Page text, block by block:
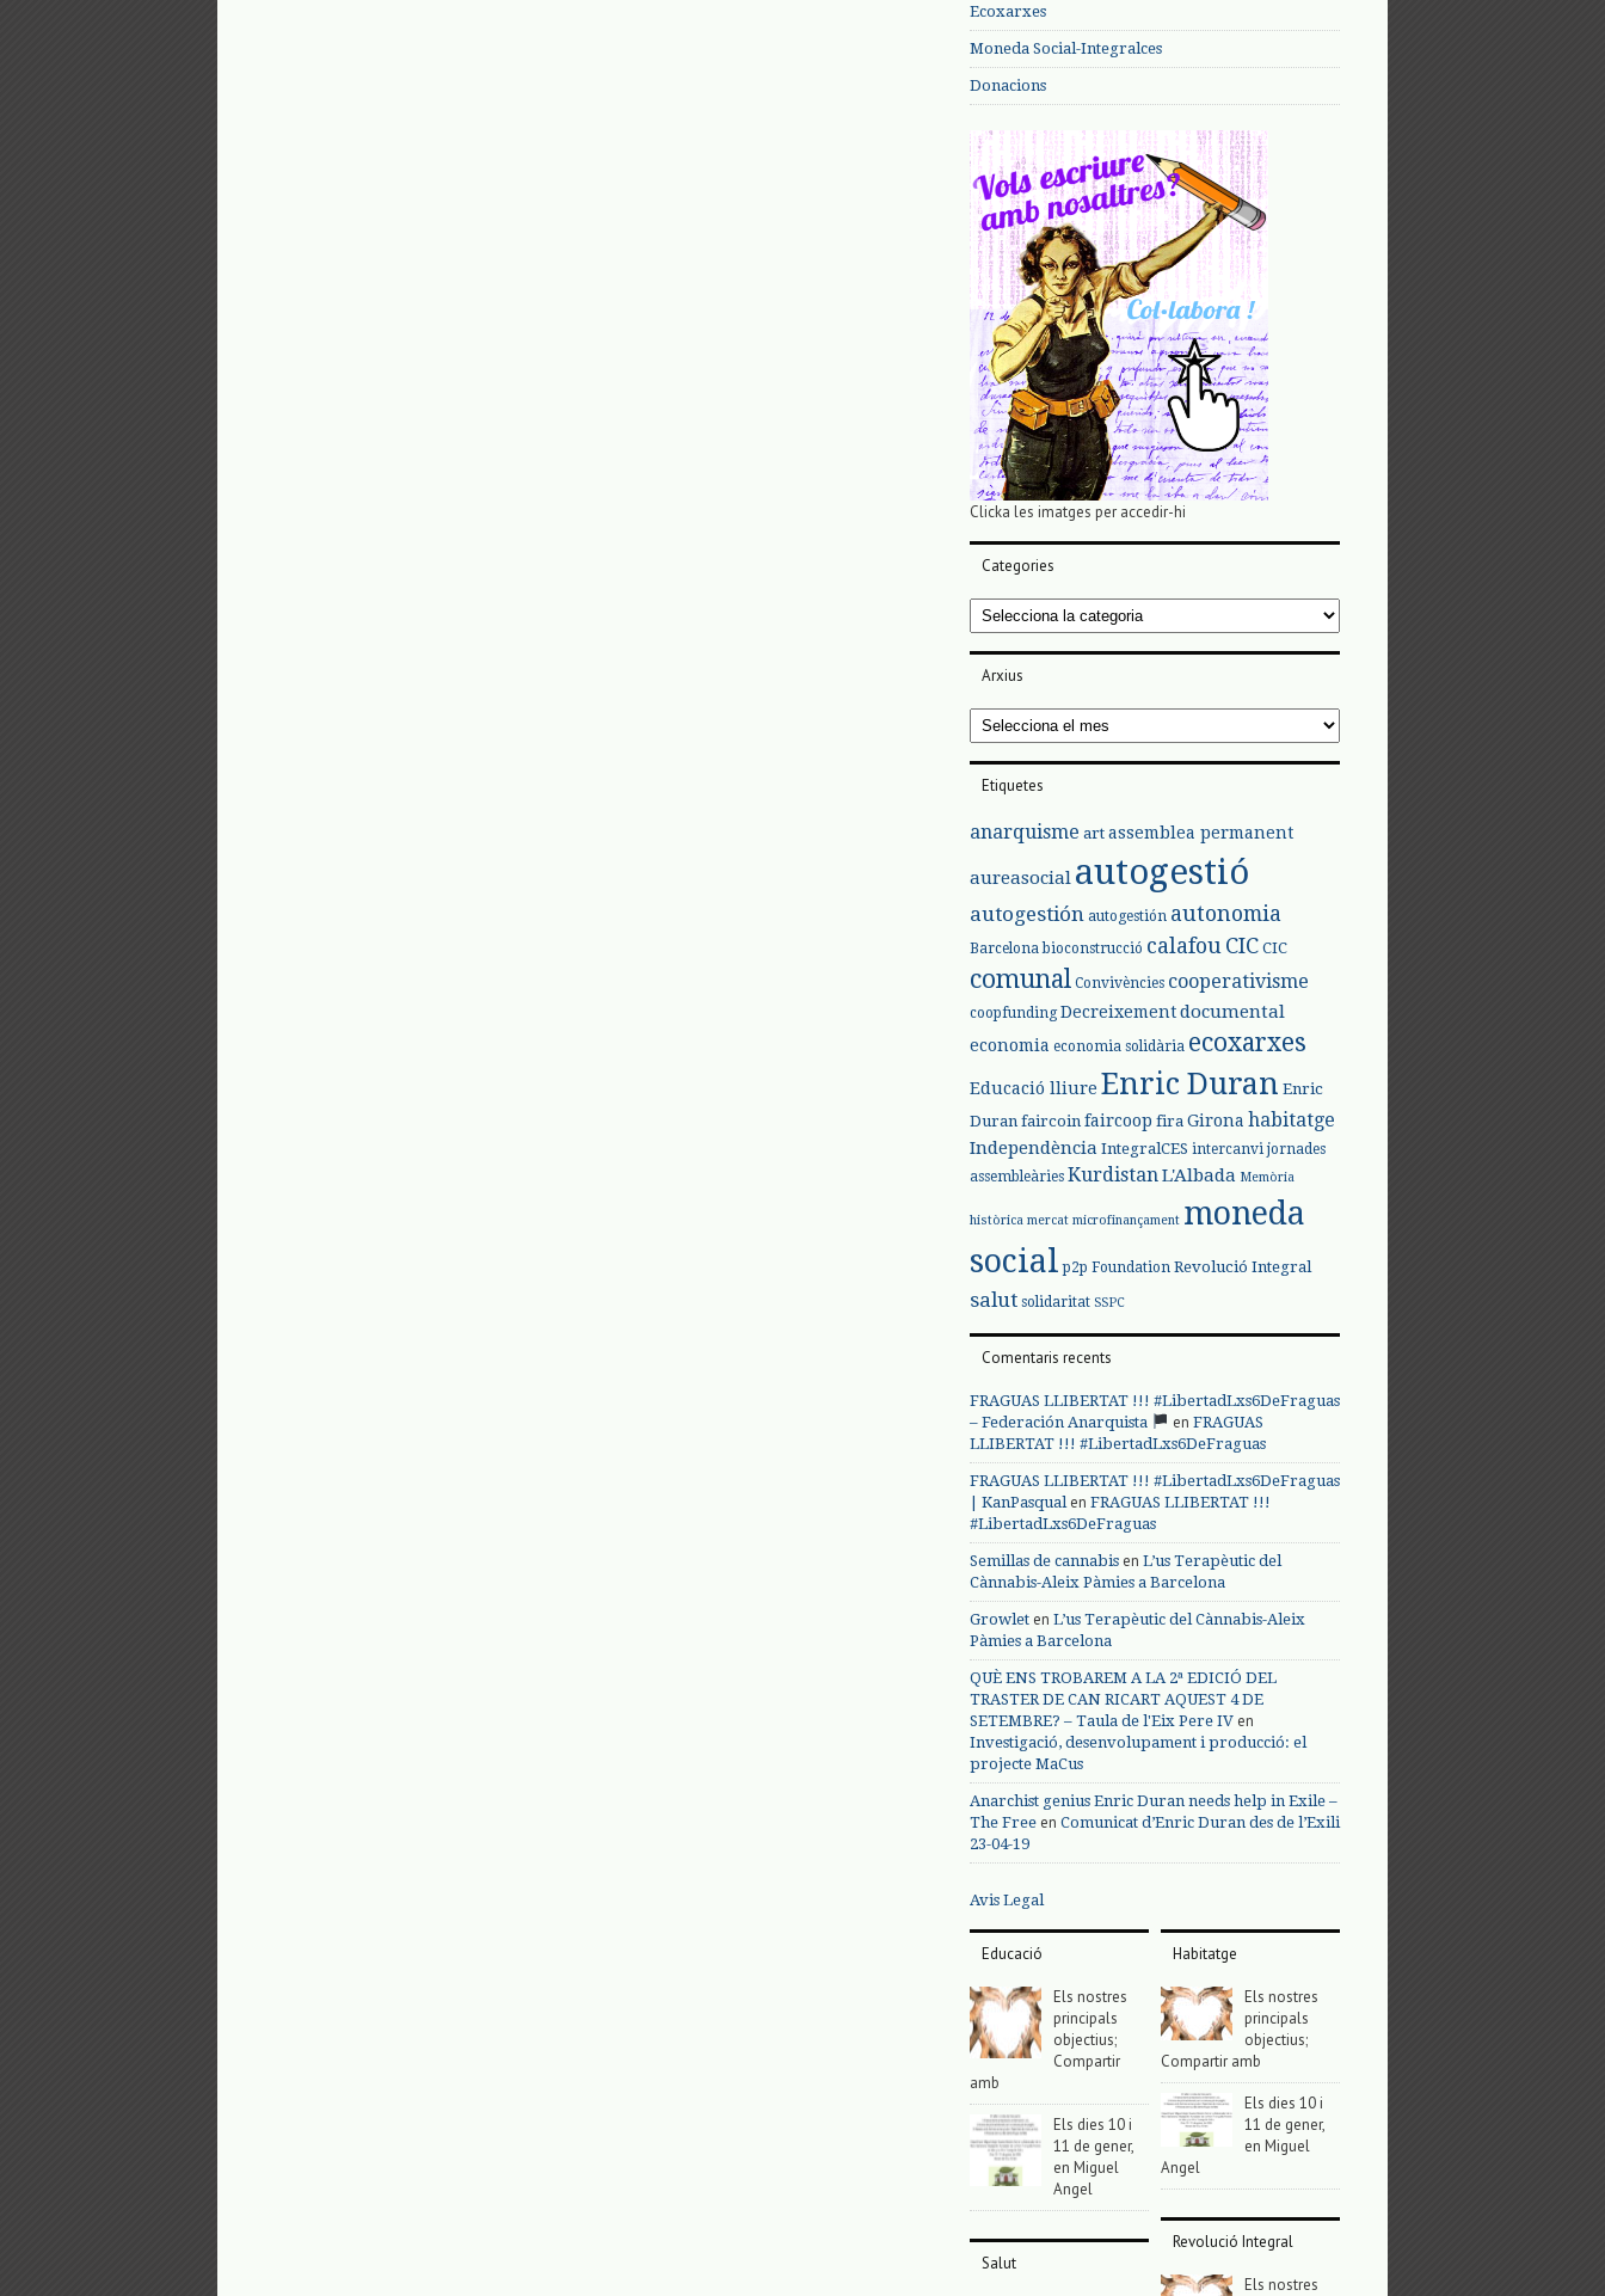
Ecoxarxes
Moneda Social-Integralces
Donacions
Clicka les imatges per accedir-hi
Categories
Categories
Arxius
Arxius
Etiquetes
anarquisme art assemblea permanent
aureasocial autogestió
autogestión autogestión autonomia
Barcelona bioconstrucció calafou CIC CIC
comunal Convivències cooperativisme
coopfunding Decreixementdocumental
economia economia solidària ecoxarxes
Educació lliure Enric Duran Enric
Duran faircoin faircoop fira Girona habitatge
Independència IntegralCES intercanvi jornades
assembleàries Kurdistan L'Albada Memòria
històrica mercat microfinançament moneda
social p2p Foundation Revolució Integral
salut solidaritat SSPC
Comentaris recents
FRAGUAS LLIBERTAT !!! #LibertadLxs6DeFraguas
– Federación Anarquista
en FRAGUAS
LLIBERTAT !!! #LibertadLxs6DeFraguas
FRAGUAS LLIBERTAT !!! #LibertadLxs6DeFraguas
| KanPasqualen FRAGUAS LLIBERTAT !!!
#LibertadLxs6DeFraguas
Semillas de cannabis en L’us Terapèutic del
Cànnabis-Aleix Pàmies a Barcelona
Growlet en L’us Terapèutic del Cànnabis-Aleix
Pàmies a Barcelona
QUÈ ENS TROBAREM A LA 2ª EDICIÓ DEL
TRASTER DE CAN RICART AQUEST 4 DE
SETEMBRE? – Taula de l'Eix Pere IV en
Investigació, desenvolupament i producció: el
projecte MaCus
Anarchist genius Enric Duran needs help in Exile –
The Free en Comunicat d’Enric Duran des de l’Exili
23-04-19
Avis Legal
Educació
Els nostres
principals
objectius;
Compartir
amb
Els dies 10 i
11 de gener,
en Miguel
Angel
Salut
Habitatge
Els nostres
principals
objectius;
Compartir amb
Els dies 10 i
11 de gener,
en Miguel
Angel
Revolució Integral
Els nostres